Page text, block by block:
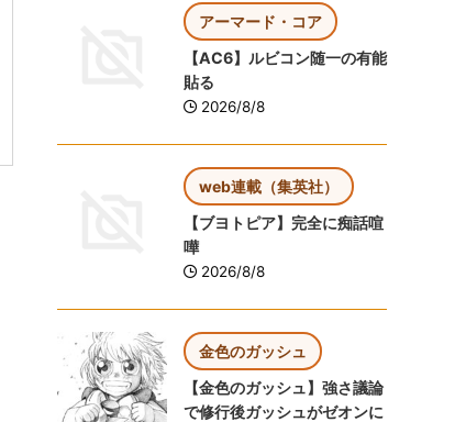
アーマード・コア
【AC6】ルビコン随一の有能
貼る
2026/8/8
web連載（集英社）
【ブヨトピア】完全に痴話喧
嘩
2026/8/8
金色のガッシュ
【金色のガッシュ】強さ議論
で修行後ガッシュがゼオンに